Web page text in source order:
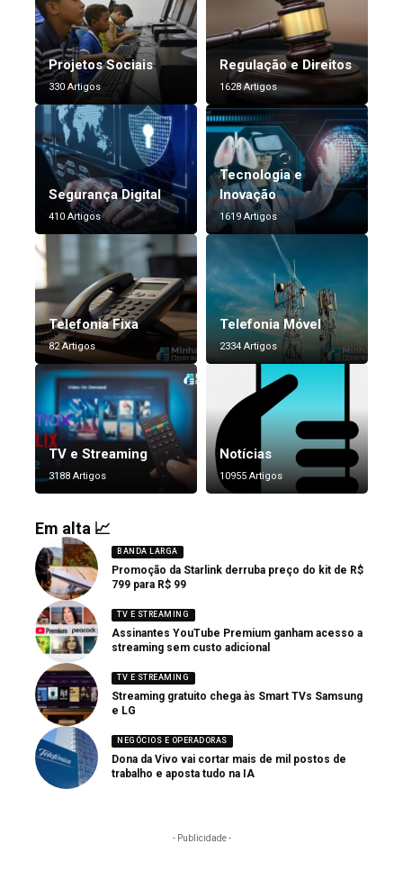
Projetos Sociais
330 Artigos
Regulação e Direitos
1628 Artigos
Segurança Digital
410 Artigos
Tecnologia e
Inovação
1619 Artigos
Telefonia Fixa
82 Artigos
Telefonia Móvel
2334 Artigos
TV e Streaming
3188 Artigos
Notícias
10955 Artigos
Em alta 📈
BANDA LARGA
Promoção da Starlink derruba preço do kit de R$
799 para R$ 99
TV E STREAMING
Assinantes YouTube Premium ganham acesso a
streaming sem custo adicional
TV E STREAMING
Streaming gratuito chega às Smart TVs Samsung
e LG
NEGÓCIOS E OPERADORAS
Dona da Vivo vai cortar mais de mil postos de
trabalho e aposta tudo na IA
- Publicidade -